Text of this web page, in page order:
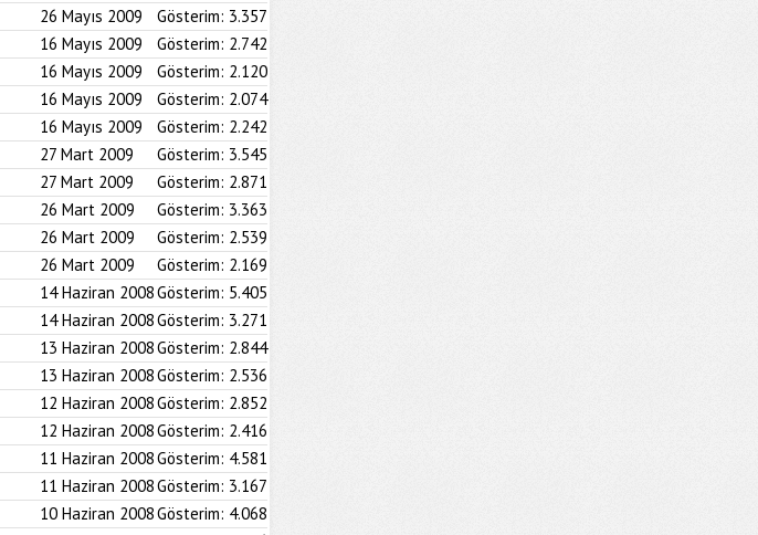
26 Mayıs 2009 Gösterim: 3.357
16 Mayıs 2009 Gösterim: 2.742
16 Mayıs 2009 Gösterim: 2.120
16 Mayıs 2009 Gösterim: 2.074
16 Mayıs 2009 Gösterim: 2.242
27 Mart 2009 Gösterim: 3.545
27 Mart 2009 Gösterim: 2.871
26 Mart 2009 Gösterim: 3.363
26 Mart 2009 Gösterim: 2.539
26 Mart 2009 Gösterim: 2.169
14 Haziran 2008Gösterim: 5.405
14 Haziran 2008Gösterim: 3.271
13 Haziran 2008Gösterim: 2.844
13 Haziran 2008Gösterim: 2.536
12 Haziran 2008Gösterim: 2.852
12 Haziran 2008Gösterim: 2.416
11 Haziran 2008Gösterim: 4.581
11 Haziran 2008Gösterim: 3.167
10 Haziran 2008Gösterim: 4.068